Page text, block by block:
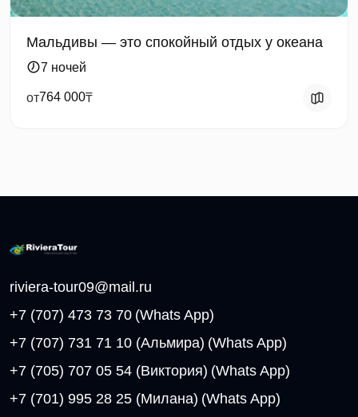
Мальдивы — это спокойный отдых у океана
7 ночей
от764 000₸
riviera-tour09@mail.ru
+7 (707) 473 73 70 (Whats App)
+7 (707) 731 71 10 (Альмира) (Whats App)
+7 (705) 707 05 54 (Виктория) (Whats App)
+7 (701) 995 28 25 (Милана) (Whats App)